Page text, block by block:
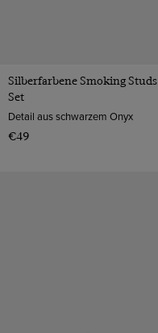
Silberfarbene Smoking Studs
Set
Detail aus schwarzem Onyx
€49